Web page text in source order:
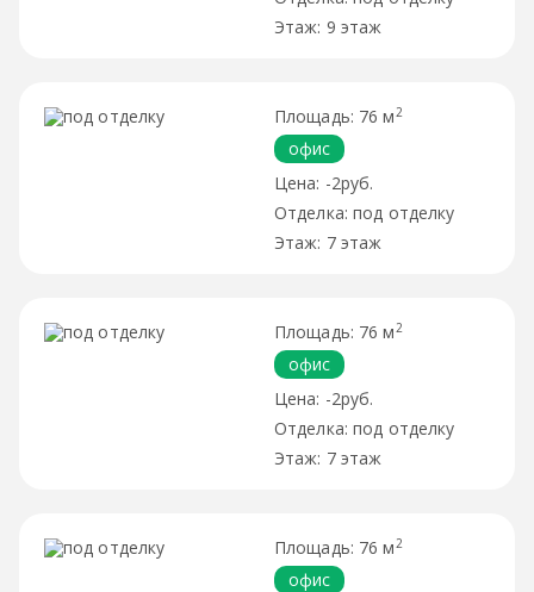
9 этаж
76 м 2
офис
-2руб.
под отделку
7 этаж
76 м 2
офис
-2руб.
под отделку
7 этаж
76 м 2
офис